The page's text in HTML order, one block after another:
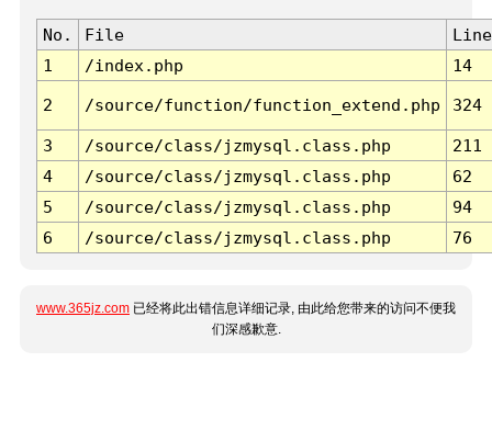
No. File
Line
1
/index.php 14
2 /source/function/function_extend.php 324
3 /source/class/jzmysql.class.php
211
4
/source/class/jzmysql.class.php
62
5
/source/class/jzmysql.class.php
94
6
/source/class/jzmysql.class.php 76
www.365jz.com 已经将此出错信息详细记录, 由此给您带来的访问不便我
们深感歉意.